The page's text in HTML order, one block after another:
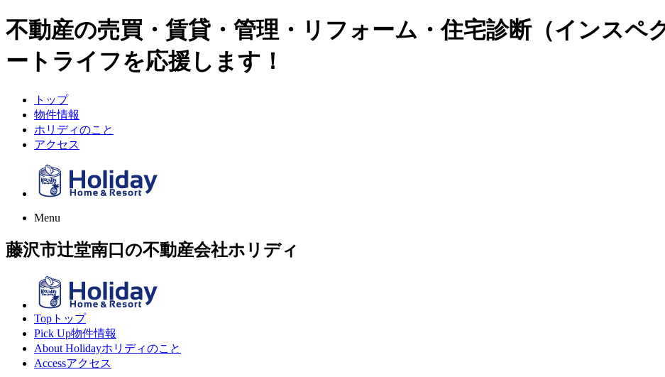
不動産の売買・賃貸・管理・リフォーム・住宅診断（インスペ
ートライフを応援します！
トップ
物件情報
ホリディのこと
アクセス
Menu
藤沢市辻堂南口の不動産会社ホリディ
Top トップ
Pick Up物件情報
About Holidayホリディのこと
Accessアクセス